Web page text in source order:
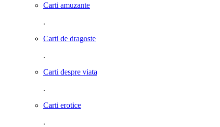
Carti amuzante
.
Carti de dragoste
.
Carti despre viata
.
Carti erotice
.